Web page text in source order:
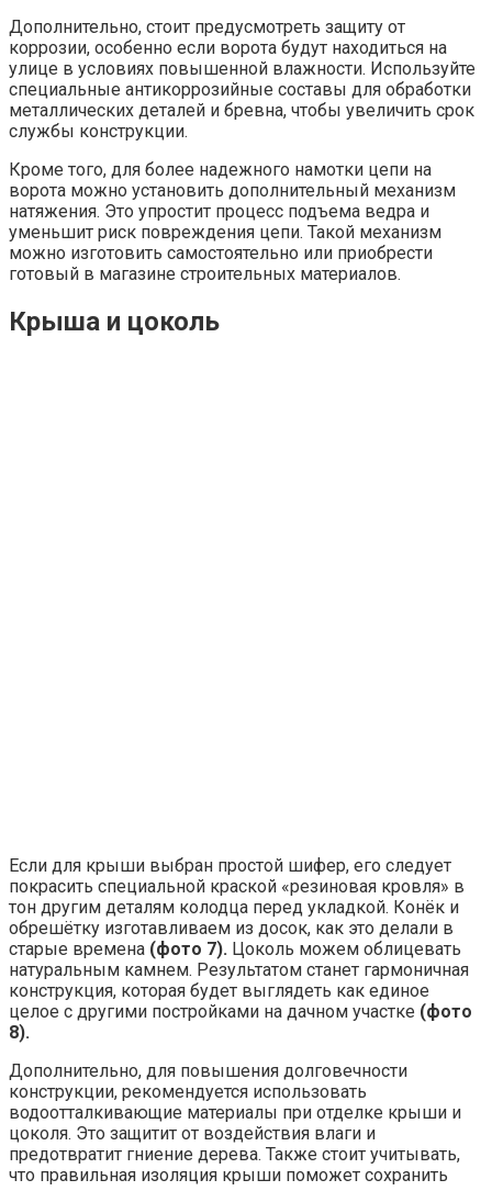
Дополнительно, стоит предусмотреть защиту от
коррозии, особенно если ворота будут находиться на
улице в условиях повышенной влажности. Используйте
специальные антикоррозийные составы для обработки
металлических деталей и бревна, чтобы увеличить срок
службы конструкции.
Кроме того, для более надежного намотки цепи на
ворота можно установить дополнительный механизм
натяжения. Это упростит процесс подъема ведра и
уменьшит риск повреждения цепи. Такой механизм
можно изготовить самостоятельно или приобрести
готовый в магазине строительных материалов.
Крыша и цоколь
Если для крыши выбран простой шифер, его следует
покрасить специальной краской «резиновая кровля» в
тон другим деталям колодца перед укладкой. Конёк и
обрешётку изготавливаем из досок, как это делали в
старые времена (фото 7). Цоколь можем облицевать
натуральным камнем. Результатом станет гармоничная
конструкция, которая будет выглядеть как единое
целое с другими постройками на дачном участке (фото
8).
Дополнительно, для повышения долговечности
конструкции, рекомендуется использовать
водоотталкивающие материалы при отделке крыши и
цоколя. Это защитит от воздействия влаги и
предотвратит гниение дерева. Также стоит учитывать,
что правильная изоляция крыши поможет сохранить